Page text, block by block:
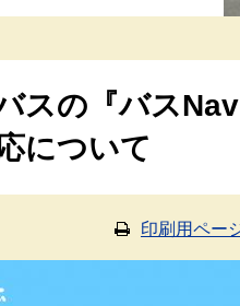
スの『バス
について
印刷用ペー